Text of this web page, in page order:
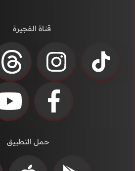
قناة الفجيرة
حمل التطبيق